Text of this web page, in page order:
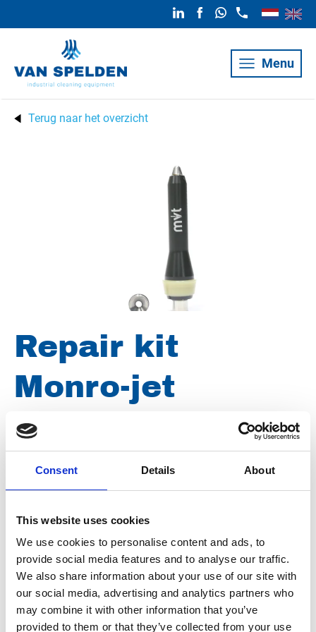
Consent Details About
This website uses cookies
We use cookies to personalise content and ads, to
provide social media features and to analyse our traffic.
We also share information about your use of our site with
our social media, advertising and analytics partners who
may combine it with other information that you’ve
provided to them or that they’ve collected from your use
Menu
Terug naar het overzicht
Repair kit
Monro-jet
F3/2/125-0,85